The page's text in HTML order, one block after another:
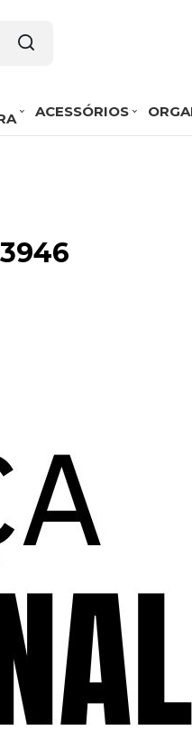
ACESSÓRIOS